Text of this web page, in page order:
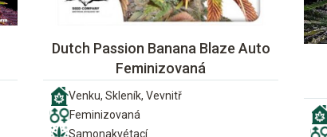
Dutch Passion Banana Blaze Auto
Feminizovaná
Venku, Skleník, Vevnitř
Feminizovaná
Samonakvétací